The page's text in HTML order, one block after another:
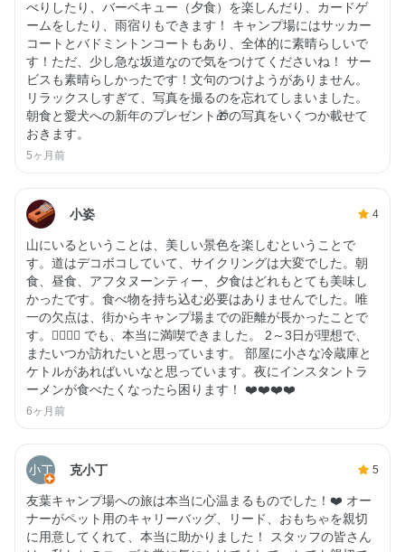
べりしたり、バーベキュー（夕食）を楽しんだり、カードゲ
ームをしたり、雨宿りもできます！ キャンプ場にはサッカー
コートとバドミントンコートもあり、全体的に素晴らしいで
す！ただ、少し急な坂道なので気をつけてくださいね！ サー
ビスも素晴らしかったです！文句のつけようがありません。
リラックスしすぎて、写真を撮るのを忘れてしまいました。
朝食と愛犬への新年のプレゼント🎁の写真をいくつか載せて
おきます。
5ヶ月前
小姿 4
山にいるということは、美しい景色を楽しむということで
す。道はデコボコしていて、サイクリングは大変でした。朝
食、昼食、アフタヌーンティー、夕食はどれもとても美味し
かったです。食べ物を持ち込む必要はありませんでした。唯
一の欠点は、街からキャンプ場までの距離が長かったことで
す。🙂‍↕️🙂‍↕️ でも、本当に満喫できました。 2～3日が理想で、
またいつか訪れたいと思っています。 部屋に小さな冷蔵庫と
ケトルがあればいいなと思っています。夜にインスタントラ
ーメンが食べたくなったら困ります！ ❤️❤️❤️❤️
6ヶ月前
克小丁 5
友葉キャンプ場への旅は本当に心温まるものでした！❤️ オー
ナーがペット用のキャリーバッグ、リード、おもちゃを親切
に用意してくれて、本当に助かりました！ スタッフの皆さん